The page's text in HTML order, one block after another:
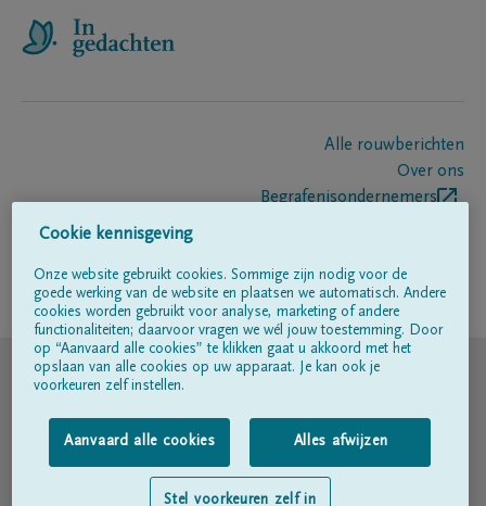
Alle rouwberichten
Over ons
Begrafenisondernemers
Volg ons op
© DELA
Gebruiksvoorwaarden
Privacyverklaring
Cookie kennisgeving
Onze website gebruikt cookies. Sommige zijn nodig voor de
goede werking van de website en plaatsen we automatisch. Andere
cookies worden gebruikt voor analyse, marketing of andere
functionaliteiten; daarvoor vragen we wél jouw toestemming. Door
op “Aanvaard alle cookies” te klikken gaat u akkoord met het
opslaan van alle cookies op uw apparaat. Je kan ook je
voorkeuren zelf instellen.
Aanvaard alle cookies Alles afwijzen
Stel voorkeuren zelf in